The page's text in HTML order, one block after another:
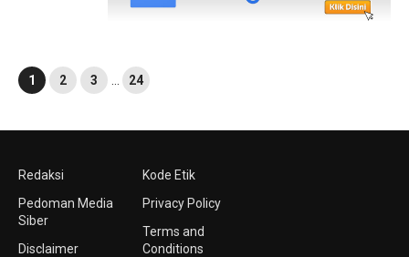
1 2 3 24
Redaksi
Pedoman Media
Siber
Disclaimer
Kode Etik
Privacy Policy
Terms and
Conditions